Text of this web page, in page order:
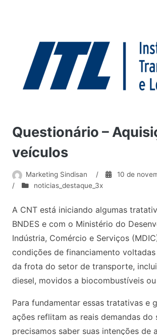
Questionário –
veículos
Marketing Sindisan /
10 de
/
noticias_destaque_3x
A CNT está iniciando algumas
BNDES e com o Ministério do
Indústria, Comércio e Serviços
condições de financiamento
da frota do setor de transporte,
diesel, movidos a biocombustíveis
Para fundamentar essas tratativas e
ações reflitam as reais demandas do
precisamos saber suas intenções de